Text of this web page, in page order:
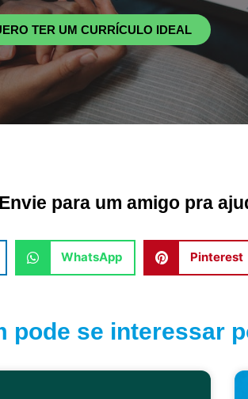
TER UM CURRÍCULO IDEAL
para um amigo pra
WhatsApp Pinterest
pode se interessar